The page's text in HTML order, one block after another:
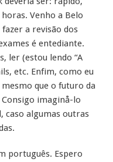
Venho a Belo
a revisão dos
é entediante.
ler (estou lendo “A
etc. Enfim, como eu
que o futuro da
imaginå-lo
caso algumas outras
português. Espero